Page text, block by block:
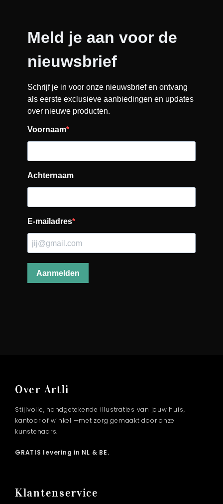
Over Artli
Stijlvolle, handgetekende illustraties van jouw huis,
kantoor of winkel —met zorg gemaakt door onze
kunstenaars.
GRATIS levering in NL & BE.
Klantenservice